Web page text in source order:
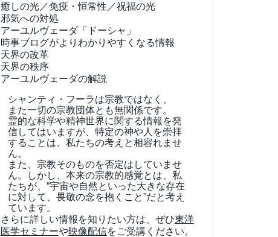
癒しの光／免疫・恒常性／祝福の光
邪気への対処
アーユルヴェーダ「ドーシャ」
時事ブログがよりわかりやすくなる情報
天界の改革
天界の秩序
アーユルヴェーダの解説
シャンティ・フーラは宗教ではなく、
また一切の宗教団体とも無関係です。
霊的な科学や精神世界に関する情報を発
信してはいますが、特定の神や人を崇拝
することは、私たちの考えと相容れませ
ん。
また、宗教そのものを否定はしていませ
ん。しかし、本来の宗教的感覚とは、私
たちが、“宇宙や自然といった大きな存在
に対して、畏敬の念を抱くこと”だと考え
ています。
さらに詳しい情報を知りたい方は、ぜひ東洋
医学セミナーや映像配信をご受講ください。